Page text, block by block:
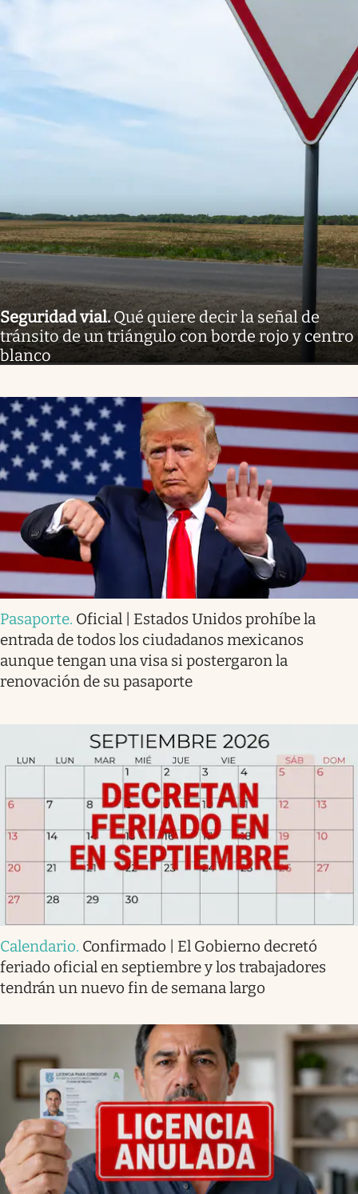
Seguridad vial.Qué quiere decir la señal de
tránsito de un triángulo con borde rojo y centro
blanco
Pasaporte. Oficial | Estados Unidos prohíbe la
entrada de todos los ciudadanos mexicanos
aunque tengan una visa si postergaron la
renovación de su pasaporte
Calendario. Confirmado | El Gobierno decretó
feriado oficial en septiembre y los trabajadores
tendrán un nuevo fin de semana largo